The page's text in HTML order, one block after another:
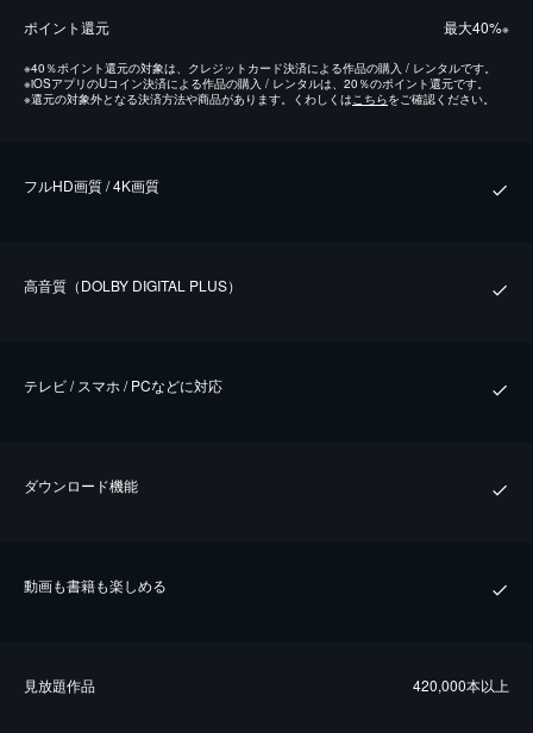
ポイント還元 最⼤40%※
※40％ポイント還元の対象は、クレジットカード決済による作品の購入 / レンタルです。
※iOSアプリのUコイン決済による作品の購入 / レンタルは、20％のポイント還元です。
※還元の対象外となる決済方法や商品があります。くわしくはこちらをご確認ください。
フルHD画質 / 4K画質
⾼⾳質（DOLBY DIGITAL PLUS）
テレビ / スマホ / PCなどに対応
ダウンロード機能
動画も書籍も楽しめる
⾒放題作品 420,000本以上